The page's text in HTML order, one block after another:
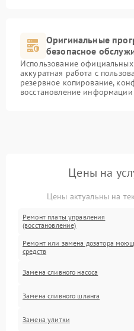
Оригинальные
безопасное
Использование
аккуратная работа с
резервное копирование,
восстановление
Цены на
Цены актуальны на
Ремонт платы управления
(восстановление)
Ремонт или замена дозатора
средств
Замена сливного насоса
Замена сливного шланга
Замена улитки